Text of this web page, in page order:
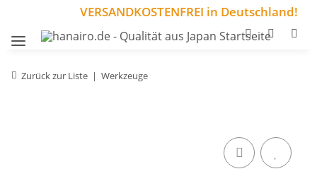
VERSANDKOSTENFREI in Deutschland!
Zurück zur Liste Werkzeuge